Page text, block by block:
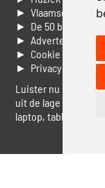
► Vlaamse 100
► De 50 beste van...
► Adverteren op
► Cookie
►
Luister nu naar
uit de lage landen
laptop, tablet of